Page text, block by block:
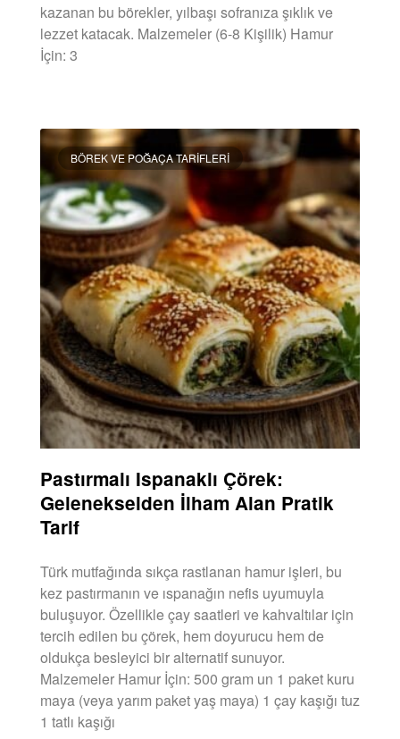
kazanan bu börekler, yılbaşı sofranıza şıklık ve
lezzet katacak. Malzemeler (6-8 Kişilik) Hamur
İçin: 3
BÖREK VE POĞAÇA TARIFLERI
Pastırmalı Ispanaklı Çörek:
Gelenekselden İlham Alan Pratik
Tarif
Türk mutfağında sıkça rastlanan hamur işleri, bu
kez pastırmanın ve ıspanağın nefis uyumuyla
buluşuyor. Özellikle çay saatleri ve kahvaltılar için
tercih edilen bu çörek, hem doyurucu hem de
oldukça besleyici bir alternatif sunuyor.
Malzemeler Hamur İçin: 500 gram un 1 paket kuru
maya (veya yarım paket yaş maya) 1 çay kaşığı tuz
1 tatlı kaşığı